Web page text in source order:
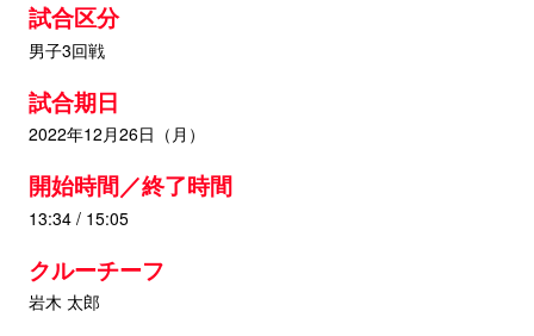
試合区分
男子3回戦
試合期日
2022年12月26日（月）
開始時間／終了時間
13:34 / 15:05
クルーチーフ
岩木 太郎